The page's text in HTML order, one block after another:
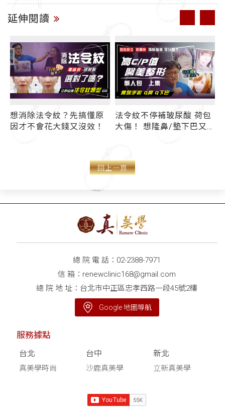
延伸閱讀
想消除法令紋？先搞懂原
因才不會花大錢又沒效！
法令紋不停補玻尿酸 荷包
大傷！ 想隆鼻/墊下巴又
C/P值醫美整形懶人包(上
集)
回上一頁
總 院 電 話： 02-2388-7971
信 箱： renewclinic168@gmail.com
總 院 地 址：台北市中正區忠孝西路一段45號2樓
Google 地圖導航
服務據點
台北
真美學時尚
台中
沙鹿真美學
新北
立新真美學